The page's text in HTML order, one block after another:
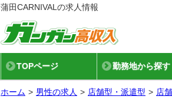
蒲田CARNIVALの求人情報
TOPページ 勤務地から探す
ホーム 男性の求人 店舗型・派遣型 店